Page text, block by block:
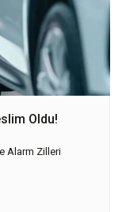
Oldu!
Alarm Zilleri